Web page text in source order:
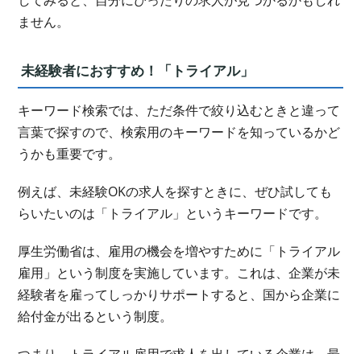
ません。
未経験者におすすめ！「トライアル」
キーワード検索では、ただ条件で絞り込むときと違って
言葉で探すので、検索用のキーワードを知っているかど
うかも重要です。
例えば、未経験OKの求人を探すときに、ぜひ試しても
らいたいのは「トライアル」というキーワードです。
厚生労働省は、雇用の機会を増やすために「トライアル
雇用」という制度を実施しています。これは、企業が未
経験者を雇ってしっかりサポートすると、国から企業に
給付金が出るという制度。